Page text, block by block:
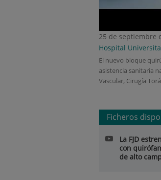
25 de septiembre
Hospital
El nuevo bloque
asistencia sanitaria
Vascular, Cirugía
Ficheros
La FJD
con
de alto